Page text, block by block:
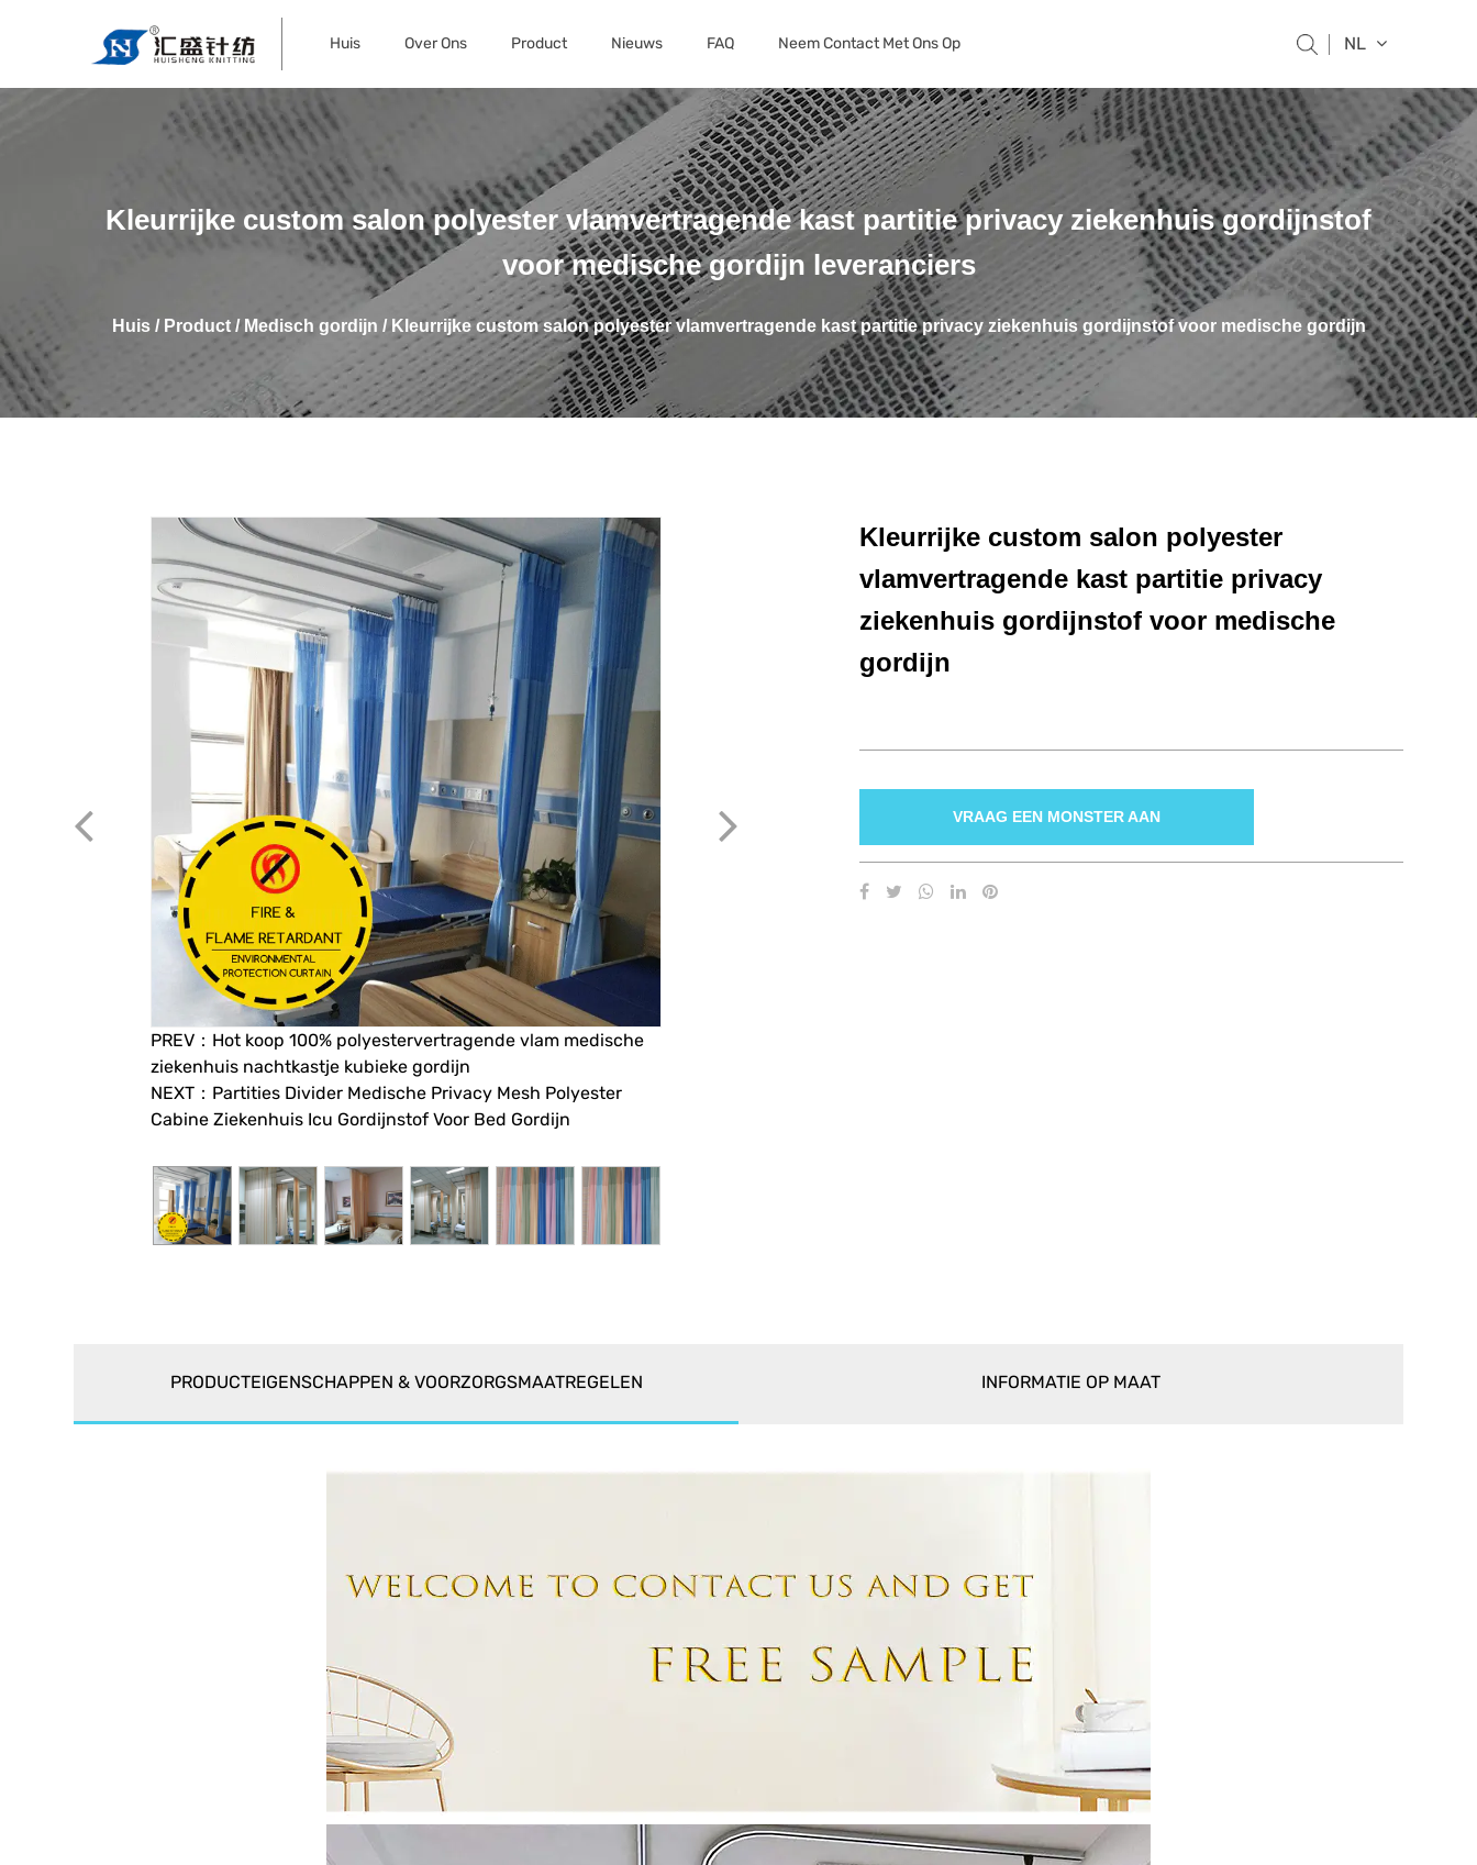
Huis Over Ons Product Nieuws FAQ Neem Contact Met Ons Op NL
Kleurrijke custom salon polyester vlamvertragende kast partitie privacy ziekenhuis gordijnstof
voor medische gordijn leveranciers
Huis/ Product/ Medisch gordijn / Kleurrijke custom salon polyester vlamvertragende kast partitie privacy ziekenhuis gordijnstof voor medische gordijn
PREV：Hot koop 100% polyestervertragende vlam medische
ziekenhuis nachtkastje kubieke gordijn
NEXT：Partities Divider Medische Privacy Mesh Polyester
Cabine Ziekenhuis Icu Gordijnstof Voor Bed Gordijn
Kleurrijke custom salon polyester
vlamvertragende kast partitie privacy
ziekenhuis gordijnstof voor medische
gordijn
VRAAG EEN MONSTER AAN
PRODUCTEIGENSCHAPPEN & VOORZORGSMAATREGELEN INFORMATIE OP MAAT